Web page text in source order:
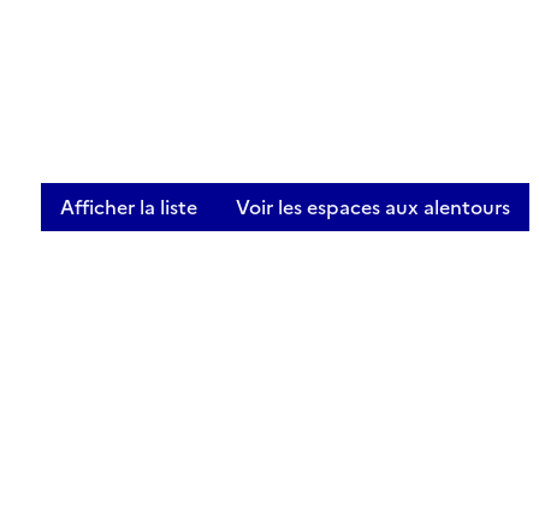
Afficher la liste Voir les espaces aux alentours